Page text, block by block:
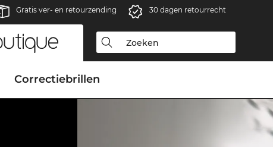
Gratis ver- en retourzending 30 dagen retourrecht
Correctiebrillen